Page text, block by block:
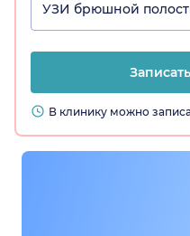
УЗИ брюшной
В клинику можно